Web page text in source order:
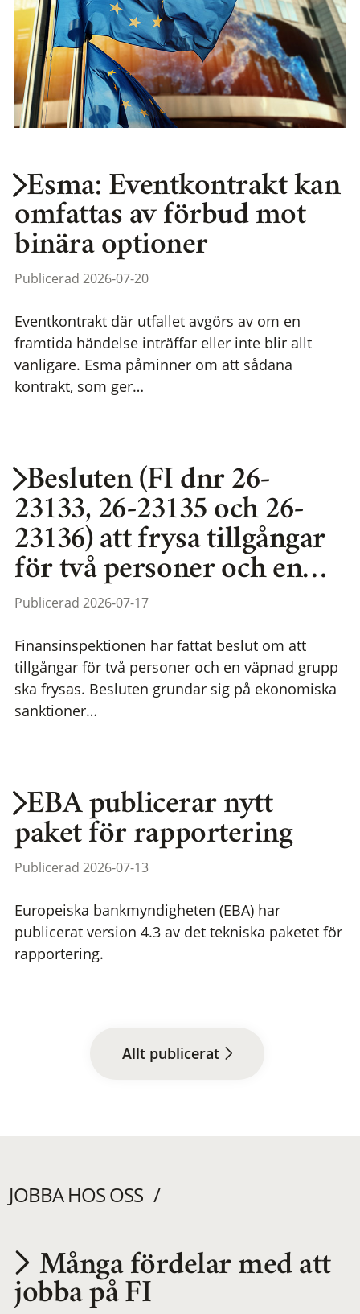
Esma: Eventkontrakt kan
omfattas av förbud mot
binära optioner
Publicerad 2026-07-20
Eventkontrakt där utfallet avgörs av om en
framtida händelse inträffar eller inte blir allt
vanligare. Esma påminner om att sådana
kontrakt, som ger…
Besluten (FI dnr 26-
23133, 26-23135 och 26-
23136) att frysa tillgångar
för två personer och en…
Publicerad 2026-07-17
Finansinspektionen har fattat beslut om att
tillgångar för två personer och en väpnad grupp
ska frysas. Besluten grundar sig på ekonomiska
sanktioner…
EBA publicerar nytt
paket för rapportering
Publicerad 2026-07-13
Europeiska bankmyndigheten (EBA) har
publicerat version 4.3 av det tekniska paketet för
rapportering.
Allt publicerat
JOBBA HOS OSS
Utvecklas på en
Många fördelar med att
jobba på FI